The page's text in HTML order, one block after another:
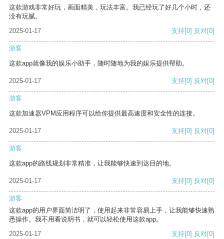
这款游戏非常好玩，画面精美，玩法丰富。我已经玩了好几个小时，还
没有玩腻。
2025-01-17
支持[0] 反对[0]
游客
这款app就像我的娱乐小助手，随时随地为我的娱乐提供帮助。
2025-01-17 支持[0] 反对[0]
游客
这款加速器VPM应用程序可以给你提供最高速度和安全性的连接。
2025-01-17 支持[0] 反对[0]
游客
这款app的路线规划非常精准，让我能够快速到达目的地。
2025-01-17 支持[0] 反对[0]
游客
这款app的用户界面简洁明了，使用起来非常容易上手，让我能够快速熟
悉操作。我不用看说明书，就可以轻松使用这款app。
2025-01-17
支持[0] 反对[0]